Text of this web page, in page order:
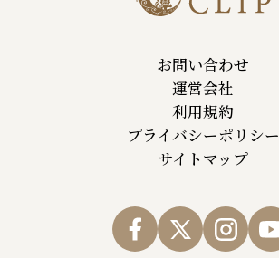
お問い合わせ
運営会社
利用規約
プライバシーポリシー
サイトマップ